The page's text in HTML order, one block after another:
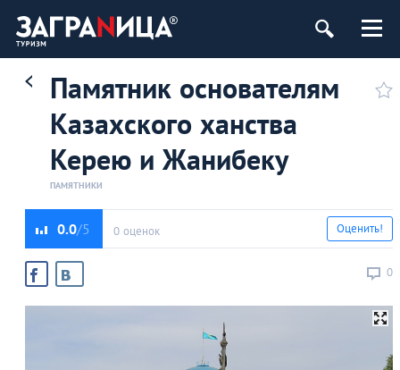
Памятник основателям
Казахского ханства
Керею и Жанибеку
ПАМЯТНИКИ
0.0 0 оценок
0
Оценить!